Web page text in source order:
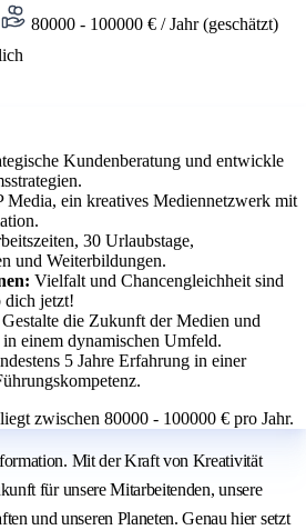
80000 - 100000 € / Jahr (geschätzt)
Kundenberatung und entwickle
Media, ein kreatives Mediennetzwerk mit
30 Urlaubstage,
und Weiterbildungen.
Vielfalt und Chancengleichheit sind
dich jetzt!
Gestalte die Zukunft der Medien und
einem dynamischen Umfeld.
5 Jahre Erfahrung in einer
zwischen 80000 - 100000 € pro Jahr.
Mit der Kraft von Kreativität
für unsere Mitarbeitenden, unsere
und unseren Planeten. Genau hier setzt